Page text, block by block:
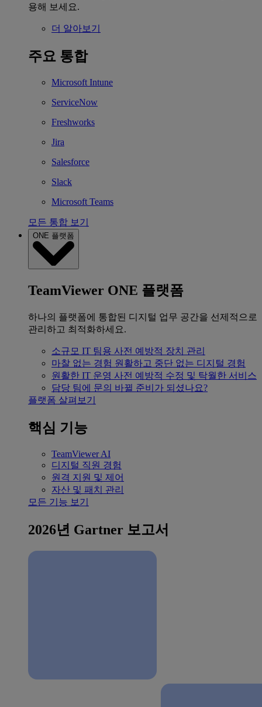
용해 보세요.
더 알아보기
주요 통합
Microsoft Intune
ServiceNow
Freshworks
Jira
Salesforce
Slack
Microsoft Teams
모든 통합 보기
ONE 플랫폼
TeamViewer ONE 플랫폼
하나의 플랫폼에 통합된 디지털 업무 공간을 선제적으로
관리하고 최적화하세요.
소규모 IT 팀용 사전 예방적 장치 관리
마찰 없는 경험 원활하고 중단 없는 디지털 경험
원활한 IT 운영 사전 예방적 수정 및 탁월한 서비스
담당 팀에 문의 바뀔 준비가 되셨나요?
플랫폼 살펴보기
핵심 기능
TeamViewer AI
디지털 직원 경험
원격 지원 및 제어
자산 및 패치 관리
모든 기능 보기
2026년 Gartner 보고서